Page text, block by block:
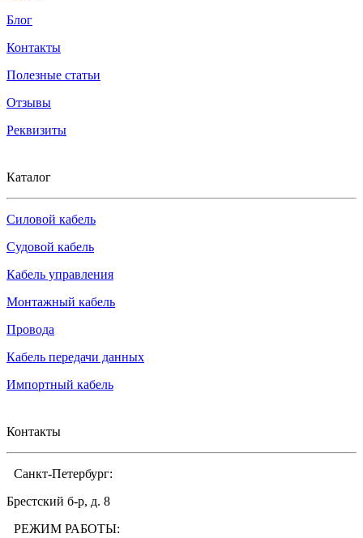
Блог
Контакты
Полезные статьи
Отзывы
Реквизиты
Каталог
Силовой кабель
Судовой кабель
Кабель управления
Монтажный кабель
Провода
Кабель передачи данных
Импортный кабель
Контакты
Санкт-Петербург:
Брестский б-р, д. 8
РЕЖИМ РАБОТЫ: